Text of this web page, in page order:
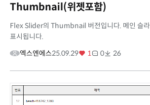
Thumbnail(위젯포함)
Flex Slider의 Thumbnail 버전입니다. 메인 슬라
표시됩니다.
엑스엔에스25.09.29 1 0 26